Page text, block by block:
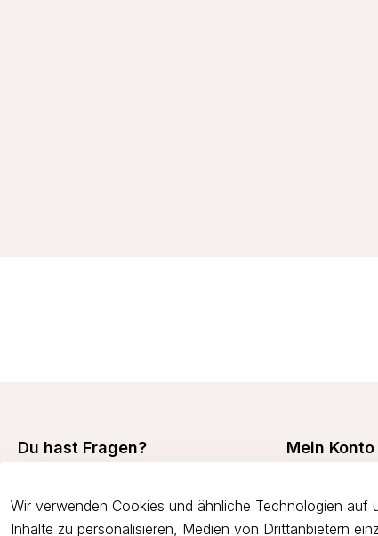
Wir verwenden Cookies und ähnliche Technologien auf
Inhalte zu personalisieren, Medien von Drittanbietern
Du hast Fragen?
onlineshop@viania.de
Mein Konto
Meine